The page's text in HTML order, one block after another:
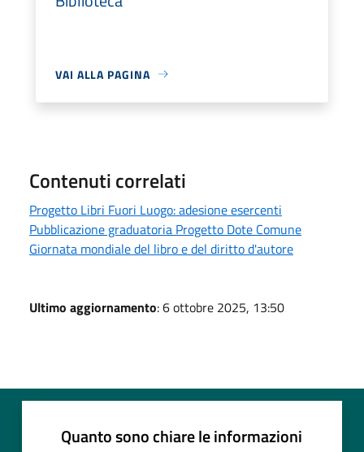
VAI ALLA PAGINA
Contenuti correlati
Progetto Libri Fuori Luogo: adesione esercenti
Pubblicazione graduatoria Progetto Dote Comune
Giornata mondiale del libro e del diritto d'autore
Ultimo aggiornamento: 6 ottobre 2025, 13:50
Quanto sono chiare le informazioni